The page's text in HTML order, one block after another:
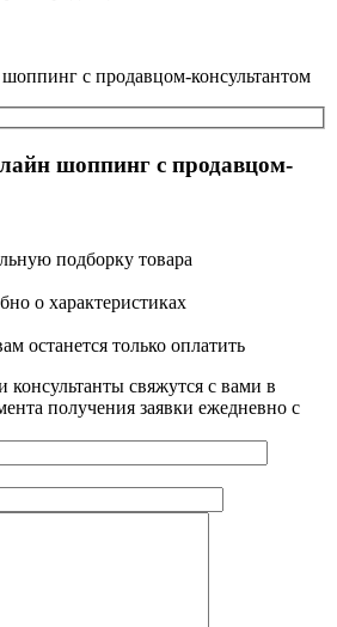
с продавцом-консультантом
шоппинг с продавцом-
подборку товара
о характеристиках
останется только оплатить
консультанты свяжутся с вами в
получения заявки ежедневно с